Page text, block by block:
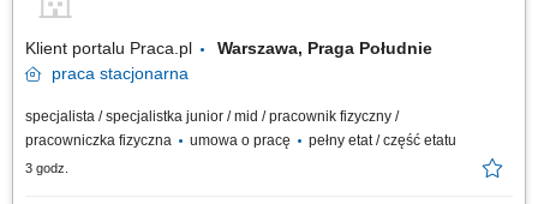
jakości produktów. Pomoc klientom w odnajdywaniu poszukiwanych
Klient portalu Praca.pl
Warszawa, Praga Południe
praca stacjonarna
specjalista / specjalistka junior / mid / pracownik fizyczny /
pracowniczka fizyczna
umowa o pracę pełny etat / część etatu
3 godz.